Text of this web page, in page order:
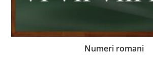
Numeri romani